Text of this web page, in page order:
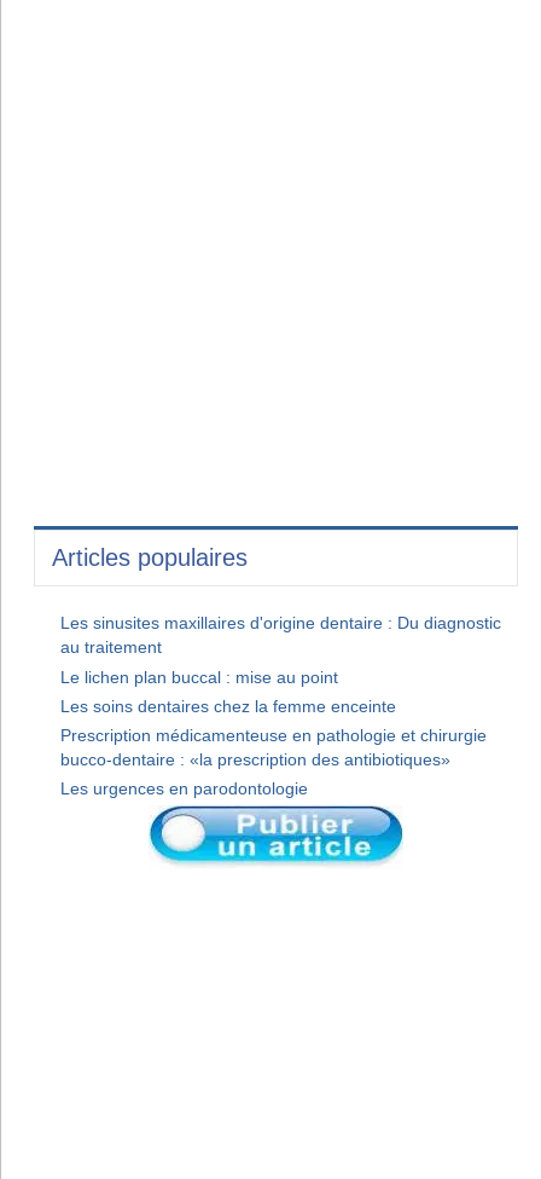
Articles populaires
Les sinusites maxillaires d'origine dentaire : Du diagnostic
au traitement
Le lichen plan buccal : mise au point
Les soins dentaires chez la femme enceinte
Prescription médicamenteuse en pathologie et chirurgie
bucco-dentaire : «la prescription des antibiotiques»
Les urgences en parodontologie